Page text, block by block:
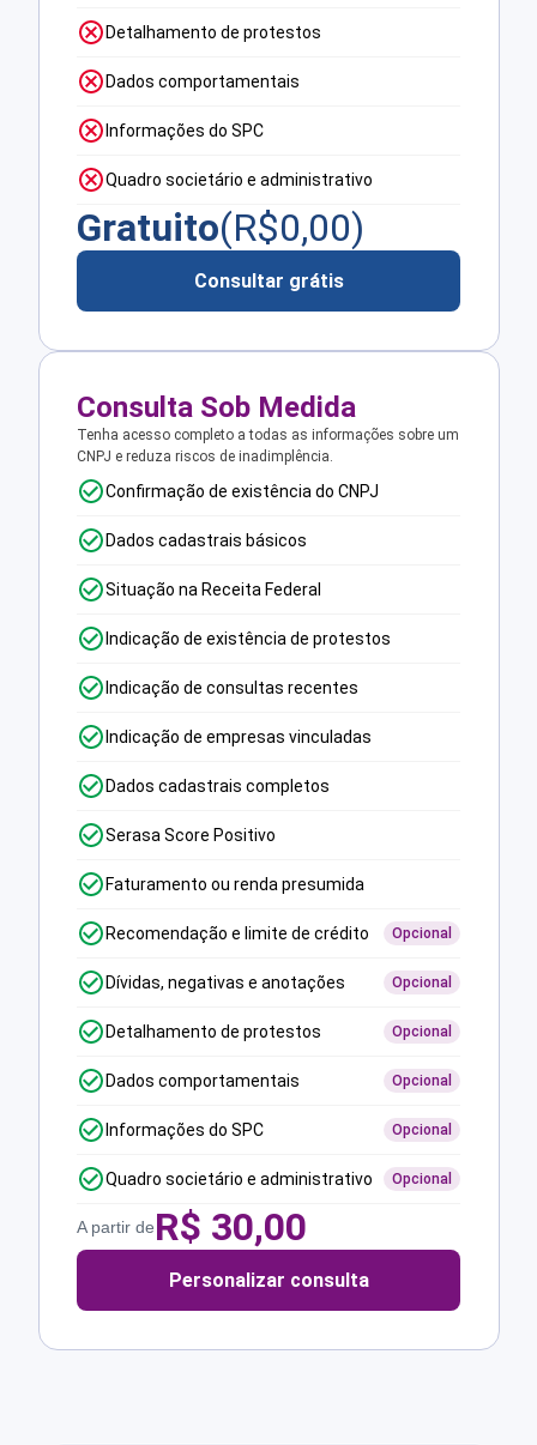
Detalhamento de protestos
Dados comportamentais
Informações do SPC
Quadro societário e administrativo
Gratuito(R$0,00)
Consultar grátis
Consulta Sob Medida
Tenha acesso completo a todas as informações sobre um
CNPJ e reduza riscos de inadimplência.
Confirmação de existência do CNPJ
Dados cadastrais básicos
Situação na Receita Federal
Indicação de existência de protestos
Indicação de consultas recentes
Indicação de empresas vinculadas
Dados cadastrais completos
Serasa Score Positivo
Faturamento ou renda presumida
Recomendação e limite de crédito Opcional
Dívidas, negativas e anotações Opcional
Detalhamento de protestos Opcional
Dados comportamentais Opcional
Informações do SPC Opcional
Quadro societário e administrativo Opcional
A partir deR$ 30,00
Personalizar consulta